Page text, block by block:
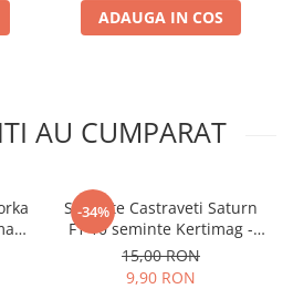
ADAUGA IN COS
AU CUMPARAT
-34%
Seminte Castraveti Saturn
F1 10 seminte Kertimag -
Hibrid Cornichon
Profesional
15,00 RON
9,90 RON